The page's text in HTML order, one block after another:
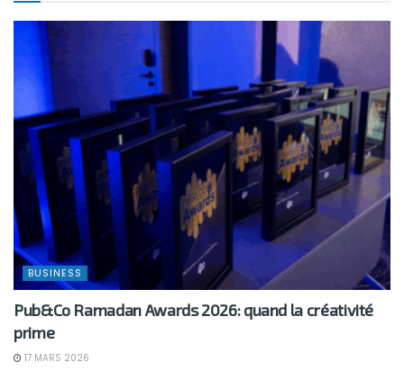
BUSINESS
Pub&Co Ramadan Awards 2026: quand la créativité
prime
17 MARS 2026